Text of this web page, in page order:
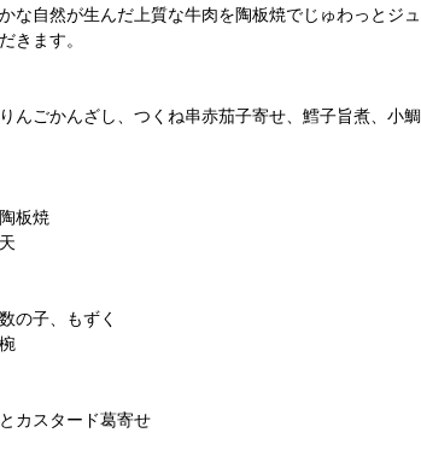
な自然が生んだ上質な牛肉を陶板焼でじゅわっとジュ
きます。
んごかんざし、つくね串赤茄子寄せ、鱈子旨煮、小鯛
板焼
の子、もずく
カスタード葛寄せ